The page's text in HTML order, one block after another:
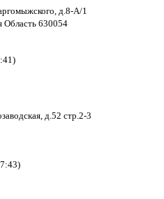
д.8-А/1
Область 630054
д.52 стр.2-3